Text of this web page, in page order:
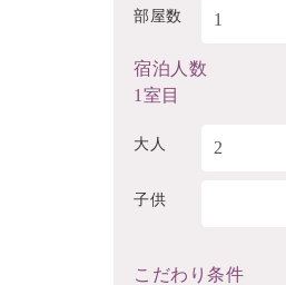
部屋数
宿泊人数
1室目
大人
子供
こだわり条件